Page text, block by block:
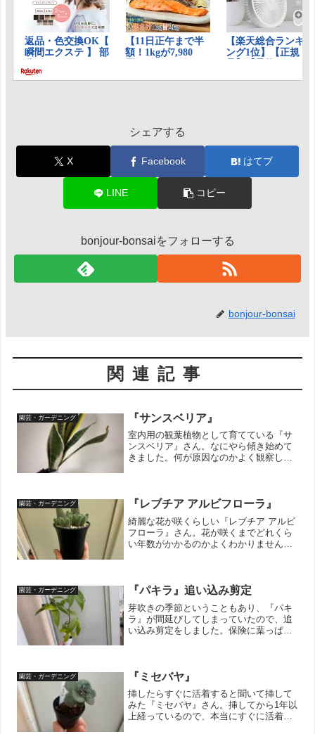
シェアする
X Facebook はてブ
LINE コピー
bonjour-bonsaiをフォローする
bonjour-bonsai
関連記事
園芸・ガーデニング 『サンスベリア』
室内用の観葉植物として育てている『サ
ンスベリア』さん。なにやら傾き始めて
きました。何が原因なのかよく観察して
した。もっとしっかりとした...
園芸・ガーデニング 『レブチア アルビフローラ』
綺麗な花が咲くらしい『レブチア アルビ
フローラ』さん。花が咲くまでどれくら
い年数がかかるのかよくわかりません
植替えです。サボテンの根...
園芸・ガーデニング 『パキラ』追い込み剪定
芽吹きの季節ということもあり、『パキ
ラ』が間延びしてしまっていたので、追
い込み剪定をしました。保険に葉っぱを2
キングに参加していま...
園芸・ガーデニング 『ミセバヤ』
挿したらすぐに活着すると聞いて挿して
みた『ミセバヤ』さん。挿してから1年以
上経っているので、本当にすぐに活着す